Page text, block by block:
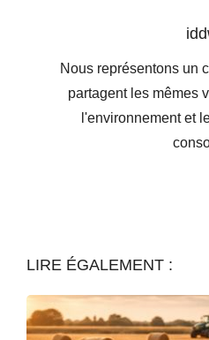
Nous représentons un
partagent les mêmes
l'environnement et
LIRE ÉGALEMENT :